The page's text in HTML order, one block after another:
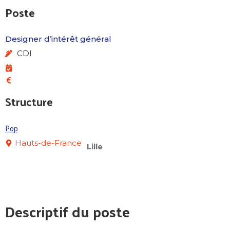
Poste
Designer d’intérêt général
CDI
Structure
Pop
Hauts-de-France Lille
Descriptif du poste